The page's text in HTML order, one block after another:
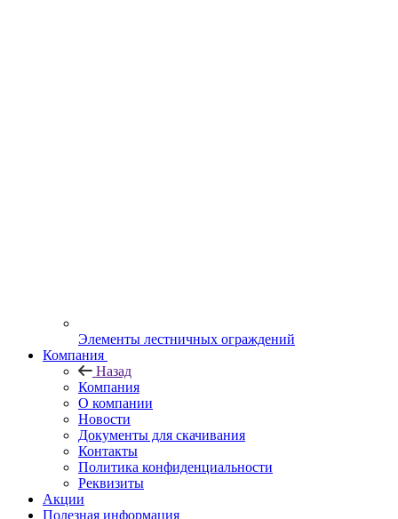
Элементы лестничных ограждений
Компания
Назад
Компания
О компании
Новости
Документы для скачивания
Контакты
Политика конфиденциальности
Реквизиты
Акции
Полезная информация